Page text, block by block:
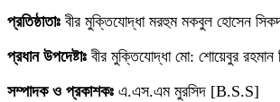
প্রতিষ্ঠাতাঃ বীর মুক্তিযোদ্ধা মরহুম মকবুল হোসেন
প্রধান উপদেষ্টাঃ বীর মুক্তিযোদ্ধা মো: শোয়েবুর রহমান
সম্পাদক ও প্রকাশকঃ এ.এস.এম মুরসিদ [B.S.S]